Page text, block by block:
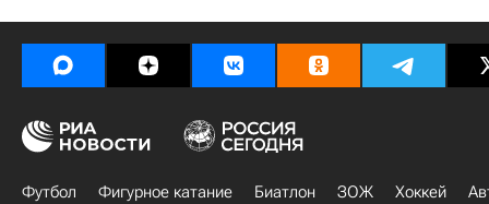
Футбол Фигурное катание Биатлон ЗОЖ Хоккей